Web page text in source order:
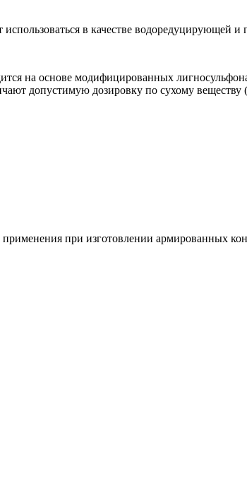
в качестве водоредуцирующей
на основе модифицированных
допустимую дозировку по сухому
применения при изготовлении армированных